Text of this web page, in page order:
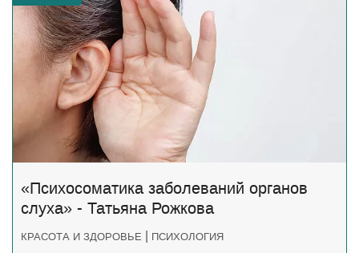
«Психосоматика заболеваний органов
слуха» - Татьяна Рожкова
КРАСОТА И ЗДОРОВЬЕ | ПСИХОЛОГИЯ